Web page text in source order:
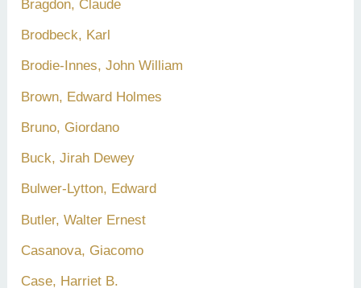
Bragdon, Claude
Brodbeck, Karl
Brodie-Innes, John William
Brown, Edward Holmes
Bruno, Giordano
Buck, Jirah Dewey
Bulwer-Lytton, Edward
Butler, Walter Ernest
Casanova, Giacomo
Case, Harriet B.